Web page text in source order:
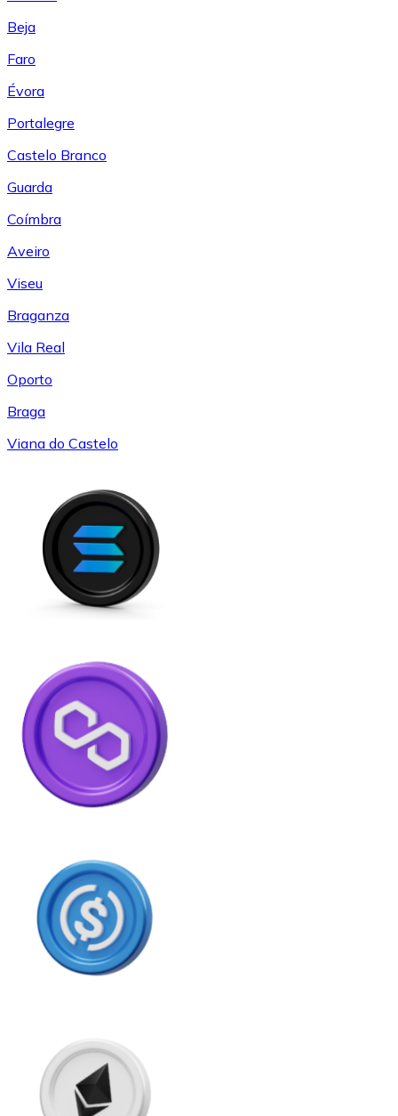
Beja
Faro
Évora
Portalegre
Castelo Branco
Guarda
Coímbra
Aveiro
Viseu
Braganza
Vila Real
Oporto
Braga
Viana do Castelo